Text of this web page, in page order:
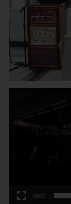
00:01